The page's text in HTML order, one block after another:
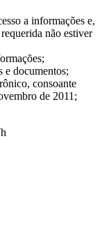
a informações e,
não estiver
e documentos;
consoante
de 2011;